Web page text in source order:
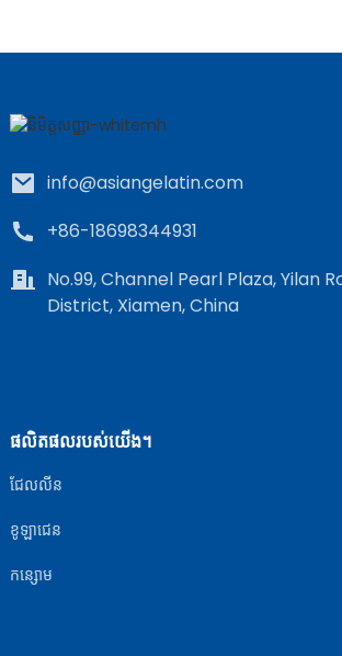
info@asiangelatin.com
+86-18698344931
No.99, Channel Pearl Plaza, Yilan
District, Xiamen, China
ផលិតផលរបស់យើង។
ជែលលីន
ខូឡាជេន
កន្សោម